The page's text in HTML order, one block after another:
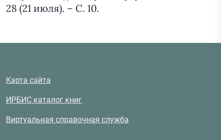
28 (21 июля). – С. 10.
Карта сайта
ИРБИС каталог книг
Виртуальная справочная служба